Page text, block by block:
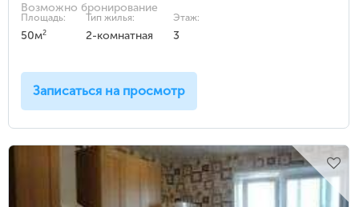
Возможно бронирование
Площадь:
50м2
Тип жилья:
2-комнатная
Этаж:
3
Записаться на просмотр